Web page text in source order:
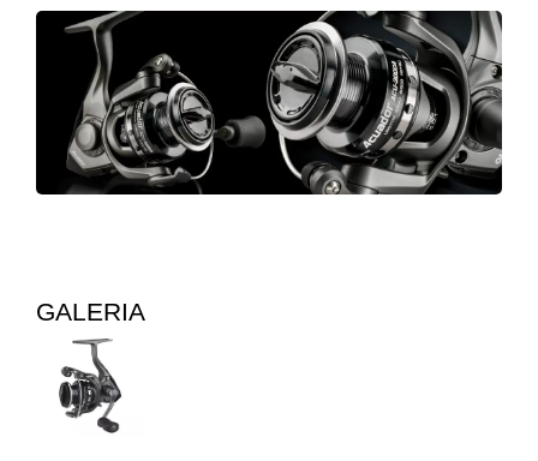
GALERIA